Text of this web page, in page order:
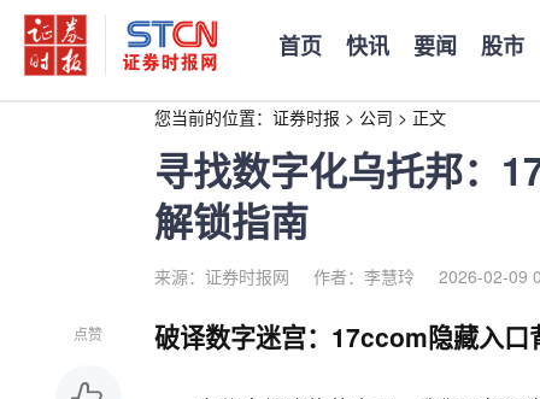
首页 快讯 要闻 股市
您当前的位置： 证券时报 > 公司 > 正文
寻找数字化乌托邦：
解锁指南
来源：证券时报网 作者：李慧玲 2026-02-09
点赞 破译数字迷宫：17ccom隐藏入口